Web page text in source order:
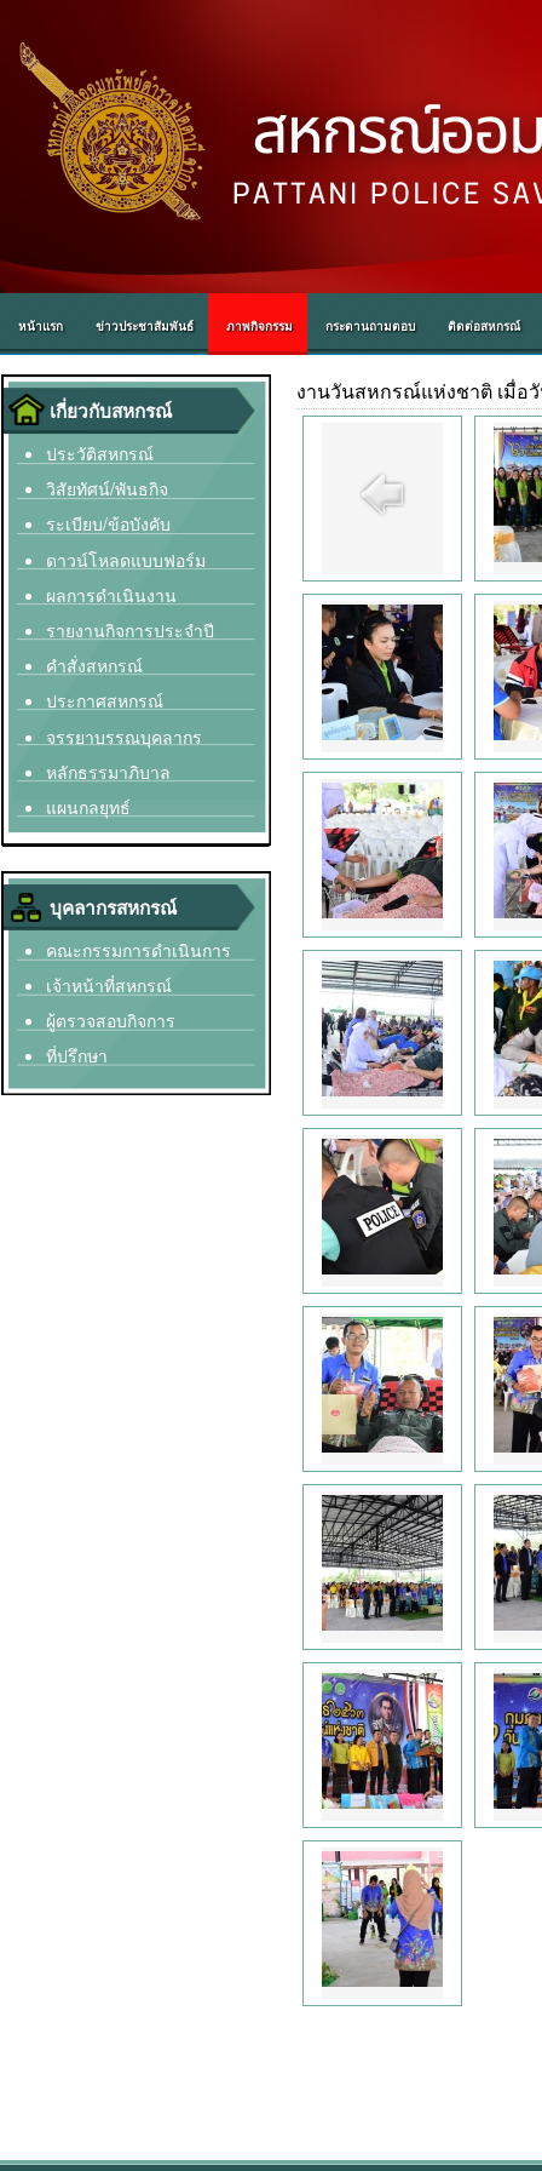
หน้าแรก ข่าวประชาสัมพันธ์ ภาพกิจกรรม กระดานถามตอบ ติดต่อสหกรณ์
งานวันสหกรณ์แห่งชาติ เมื่อ
เกี่ยวกับสหกรณ์
ประวัติสหกรณ์
วิสัยทัศน์/พันธกิจ
ระเบียบ/ข้อบังคับ
ดาวน์โหลดแบบฟอร์ม
ผลการดำเนินงาน
รายงานกิจการประจำปี
คำสั่งสหกรณ์
ประกาศสหกรณ์
จรรยาบรรณบุคลากร
หลักธรรมาภิบาล
แผนกลยุทธ์
บุคลากรสหกรณ์
คณะกรรมการดำเนินการ
เจ้าหน้าที่สหกรณ์
ผู้ตรวจสอบกิจการ
ที่ปรึกษา